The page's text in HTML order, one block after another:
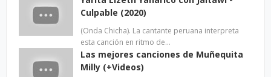
Culpable (2020)
(Onda Chicha). La cantante peruana interpreta
esta canción en ritmo de…
Las mejores canciones de Muñequita
Milly (+Videos)